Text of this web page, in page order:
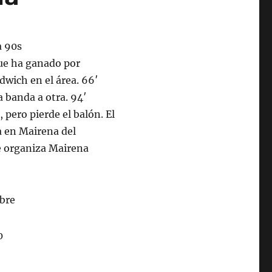
ha ganado por
en el área. 66′
a otra. 94′
pierde el balón. El
en Mairena del
organiza Mairena